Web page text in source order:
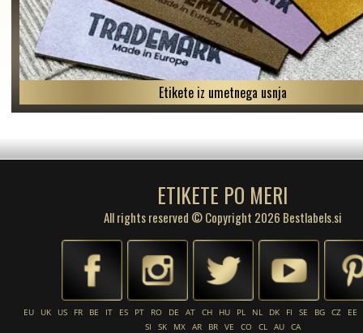
Etikete iz umetnega usnja
ETIKETE PO MERI
All rights reserved © Copyright 2026 Bestlabels.si
EU UK US FR BE IT ES PT RO DE AT CH HU PL NL DK FI SE BG CZ
EE
SI
SK MX AR BR VE CO CL AU CA